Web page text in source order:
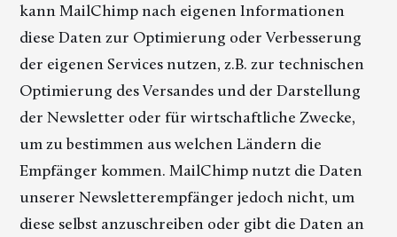
kann MailChimp nach eigenen Informationen
diese Daten zur Optimierung oder Verbesserung
der eigenen Services nutzen, z.B. zur technischen
Optimierung des Versandes und der Darstellung
der Newsletter oder für wirtschaftliche Zwecke,
um zu bestimmen aus welchen Ländern die
Empfänger kommen. MailChimp nutzt die Daten
unserer Newsletterempfänger jedoch nicht, um
diese selbst anzuschreiben oder gibt die Daten an